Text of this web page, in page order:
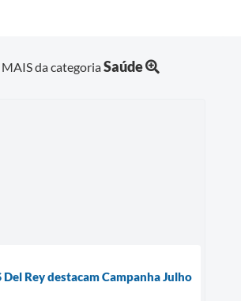
da categoriaSaúde
Del Rey destacam Campanha Julho